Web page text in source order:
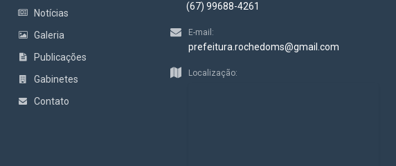
Notícias
Galeria
Publicações
Gabinetes
Contato
(67) 99688-4261
E-mail:
prefeitura.rochedoms@gmail.com
Localização: